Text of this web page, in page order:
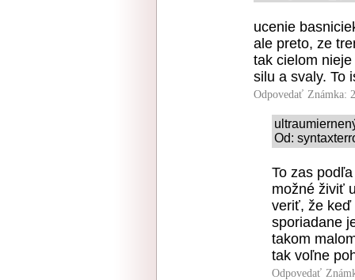
ucenie
ale preto, ze
tak cielom
silu a svaly. To
Odpovedať Známka:
Od:
To zas
možné živiť
veriť, že keď
sporiadane
takom
tak voľne
Odpovedať